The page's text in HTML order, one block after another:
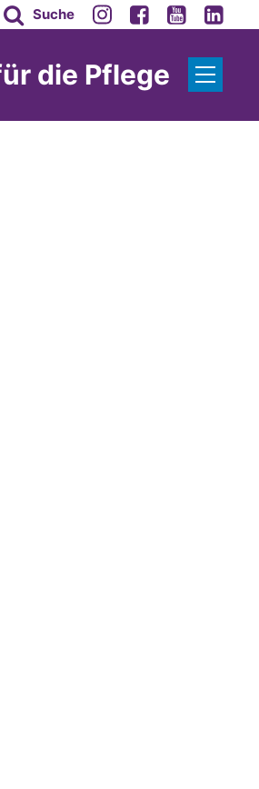
Suche
die Pflege